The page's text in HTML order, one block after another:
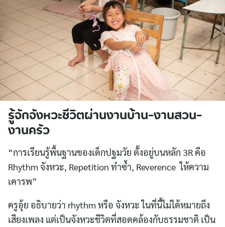
รู้จักจังหวะชีวิตผ่านงานบ้าน-งานสวน-
งานครัว
“การเรียนรู้พื้นฐานของเด็กปฐมวัย ตั้งอยู่บนหลัก 3R คือ
Rhythm จังหวะ, Repetition ทำซ้ำ, Reverence ให้ความ
เคารพ”
ครูอุ้ย อธิบายว่า rhythm หรือ จังหวะ ในที่นี้ไม่ได้หมายถึง
เสียงเพลง แต่เป็นจังหวะชีวิตที่สอดคล้องกับธรรมชาติ เป็น